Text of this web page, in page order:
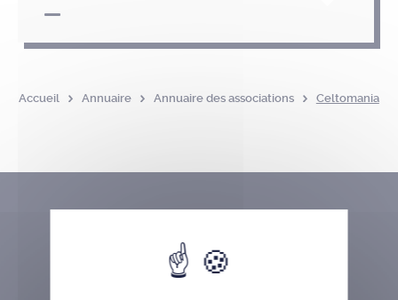
Accueil Annuaire Annuaire des associations Celtomania